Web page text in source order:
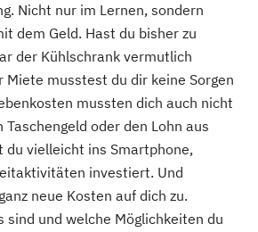
Nicht nur im Lernen, sondern
dem Geld. Hast du bisher zu
der Kühlschrank vermutlich
Miete musstest du dir keine Sorgen
mussten dich auch nicht
oder den Lohn aus
du vielleicht ins Smartphone,
investiert. Und
neue Kosten auf dich zu.
sind und welche Möglichkeiten du